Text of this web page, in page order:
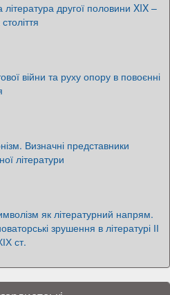
література другої половини XIX –
війни та руху опору в повоєнні
Визначні представники
літератури
як літературний напрям.
зрушення в літературі ІІ
ст.